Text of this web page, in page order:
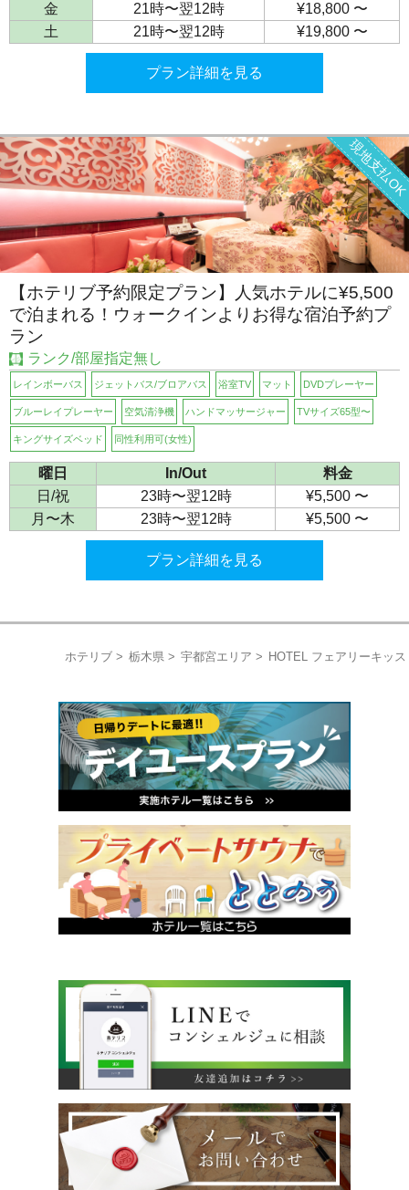
金
21時〜翌12時
¥18,800 〜
土
21時〜翌12時 ¥19,800 〜
プラン詳細を見る
現地支払OK
【ホテリブ予約限定プラン】人気ホテルに¥5,500
で泊まれる！ウォークインよりお得な宿泊予約プ
ラン
ランク/部屋指定無し
レインボーバス ジェットバス/ブロアバス 浴室TV マット DVDプレーヤー
ブルーレイプレーヤー 空気清浄機 ハンドマッサージャー TVサイズ65型〜
キングサイズベッド 同性利用可(女性)
曜日 In/Out
料金
日/祝
23時〜翌12時
¥5,500 〜
月〜木
23時〜翌12時 ¥5,500 〜
プラン詳細を見る
ホテリブ 栃木県 宇都宮エリア HOTEL フェアリーキッス